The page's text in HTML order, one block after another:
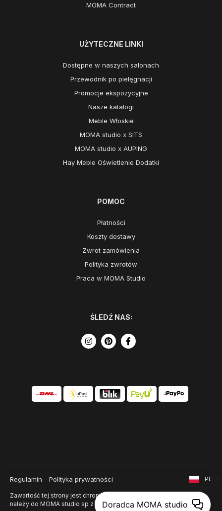
MOMA Contract
UŻYTECZNE LINKI
Dostępne w naszych salonach
Przewodnik po pielęgnacji
Promocje ekspozycyjne
Nasze katalogi
Meble Włoskie
MOMA studio x SITS
MOMA studio x AUPING
Hay Meble Oświetlenie Dodatki
POMOC
Płatności
Koszty dostawy
Zwrot zamówienia
Polityka zwrotów
Praca w MOMA Studio
ŚLEDŹ NAS:
Regulamin Polityka prywatności
Zawartość tej strony jest chroniona prawem autorskim i
należy do MOMA studio sp z o. o.
PL
Doradca MOMA studio